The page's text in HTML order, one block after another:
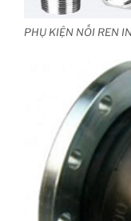
PHỤ KIỆN NỐI REN